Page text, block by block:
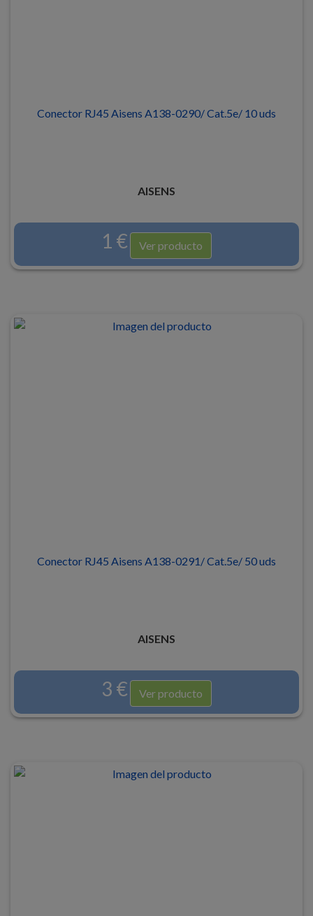
Conector RJ45 Aisens A138-0290/ Cat.5e/ 10 uds
AISENS
1 € Ver producto
Conector RJ45 Aisens A138-0291/ Cat.5e/ 50 uds
AISENS
3 € Ver producto